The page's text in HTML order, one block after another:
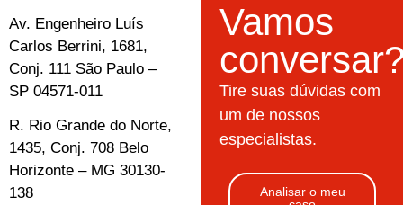
Av. Engenheiro Luís
Carlos Berrini, 1681,
Conj. 111 São Paulo –
SP 04571-011
R. Rio Grande do Norte,
1435, Conj. 708 Belo
Horizonte – MG 30130-
138
Vamos
Tire suas dúvidas com
um de nossos
especialistas.
Analisar o meu